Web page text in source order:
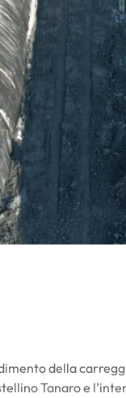
della
Tanaro e